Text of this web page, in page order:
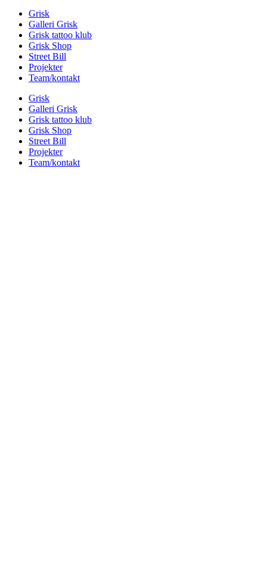
Grisk
Galleri Grisk
Grisk tattoo klub
Grisk Shop
Street Bill
Projekter
Team/kontakt
Grisk
Galleri Grisk
Grisk tattoo klub
Grisk Shop
Street Bill
Projekter
Team/kontakt